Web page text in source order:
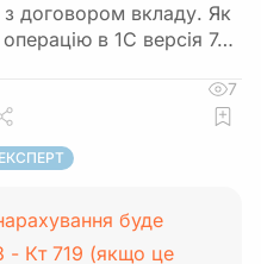
з договором вкладу. Як
в 1С версія 7…
7
ЕКСПЕРТ
буде
- Кт 719 (якщо це